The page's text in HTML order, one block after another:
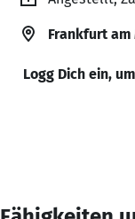
Frankfurt am
Logg Dich ein,